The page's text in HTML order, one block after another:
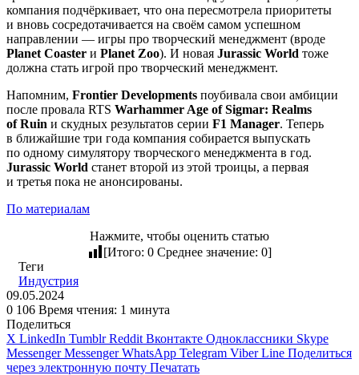
компания подчёркивает, что она пересмотрела приоритеты
и вновь сосредотачивается на своём самом успешном
направлении — игры про творческий менеджмент (вроде
Planet Coaster и Planet Zoo). И новая Jurassic World тоже
должна стать игрой про творческий менеджмент.
Напомним, Frontier Developments поубивала свои амбиции
после провала RTS Warhammer Age of Sigmar: Realms
of Ruin и скудных результатов серии F1 Manager. Теперь
в ближайшие три года компания собирается выпускать
по одному симулятору творческого менеджмента в год.
Jurassic World станет второй из этой троицы, а первая
и третья пока не анонсированы.
По материалам
Нажмите, чтобы оценить статью
[Итого: 0 Среднее значение: 0]
Теги
Индустрия
09.05.2024
0 106 Время чтения: 1 минута
Поделиться
X LinkedIn Tumblr Reddit Вконтакте Одноклассники Skype
Messenger Messenger WhatsApp Telegram Viber Line Поделиться
через электронную почту Печатать